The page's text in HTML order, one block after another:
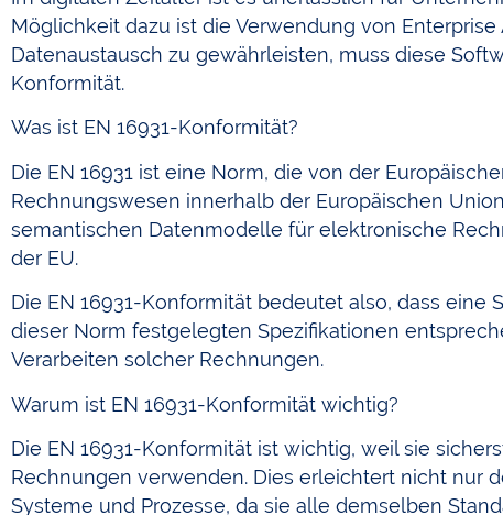
Möglichkeit dazu ist die Verwendung von
Datenaustausch zu gewährleisten, muss diese
Konformität.
Was ist EN 16931-Konformität?
Die EN 16931 ist eine Norm, die von der
Rechnungswesen innerhalb der Europäischen
semantischen Datenmodelle für elektronische
der EU.
Die EN 16931-Konformität bedeutet also, dass
dieser Norm festgelegten Spezifikationen
Verarbeiten solcher Rechnungen.
Warum ist EN 16931-Konformität wichtig?
Die EN 16931-Konformität ist wichtig, weil sie
Rechnungen verwenden. Dies erleichtert nicht nur
Systeme und Prozesse, da sie alle demselben